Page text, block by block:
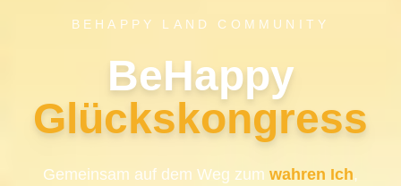
BEHAPPY LAND COMMUNITY
BeHappy
Glückskongress
Gemeinsam auf dem Weg zum wahren Ich,